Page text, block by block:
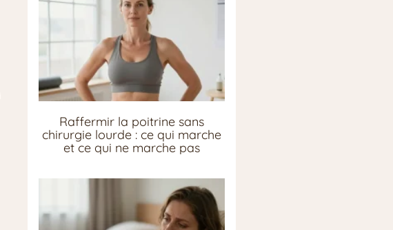
Raffermir la poitrine sans
chirurgie lourde : ce qui marche
et ce qui ne marche pas